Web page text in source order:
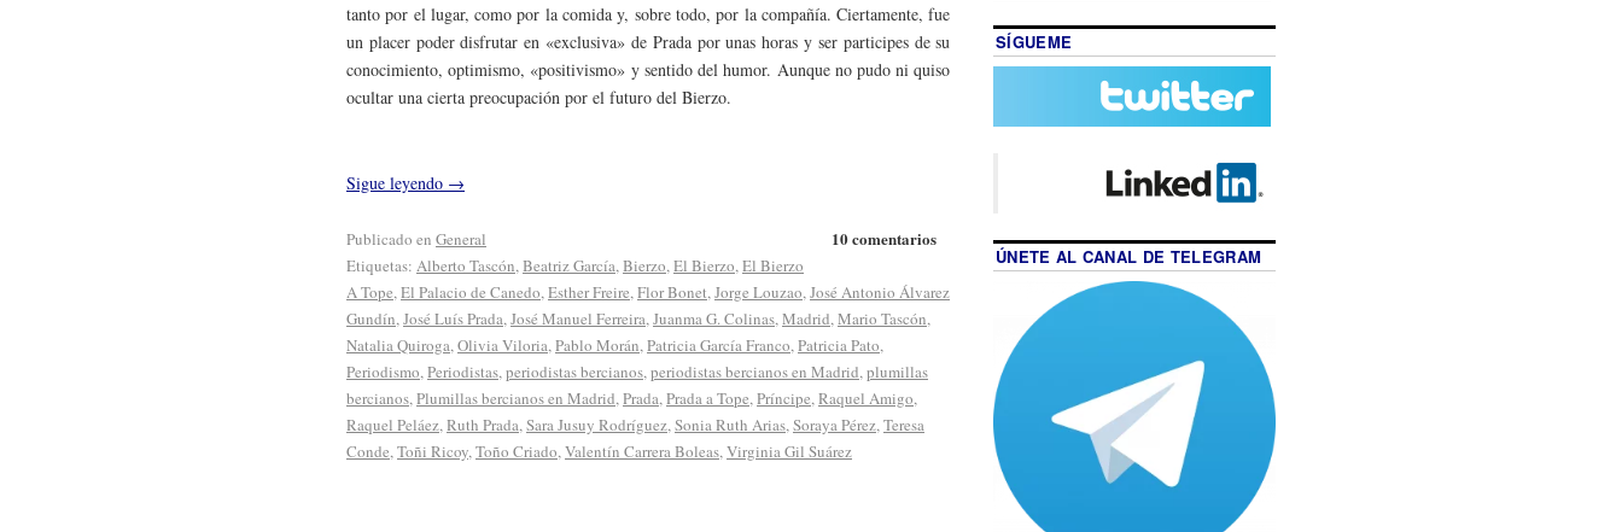
tanto por el lugar, como por la comida y, sobre todo, por la compañía. Ciertamente, fue
un placer poder disfrutar en «exclusiva» de Prada por unas horas y ser participes de su
conocimiento, optimismo, «positivismo» y sentido del humor. Aunque no pudo ni quiso
ocultar una cierta preocupación por el futuro del Bierzo.
Sigue leyendo →
10 comentarios
Publicado en General
Etiquetas: Alberto Tascón, Beatriz García, Bierzo, El Bierzo, El Bierzo
A Tope, El Palacio de Canedo, Esther Freire, Flor Bonet, Jorge Louzao, José Antonio Álvarez
Gundín, José Luís Prada, José Manuel Ferreira, Juanma G. Colinas, Madrid, Mario Tascón,
Natalia Quiroga, Olivia Viloria, Pablo Morán, Patricia García Franco, Patricia Pato,
Periodismo, Periodistas, periodistas bercianos, periodistas bercianos en Madrid, plumillas
bercianos, Plumillas bercianos en Madrid, Prada, Prada a Tope, Príncipe, Raquel Amigo,
Raquel Peláez, Ruth Prada, Sara Jusuy Rodríguez, Sonia Ruth Arias, Soraya Pérez, Teresa
Conde, Toñi Ricoy, Toño Criado, Valentín Carrera Boleas, Virginia Gil Suárez
SÍGUEME
ÚNETE AL CANAL DE TELEGRAM